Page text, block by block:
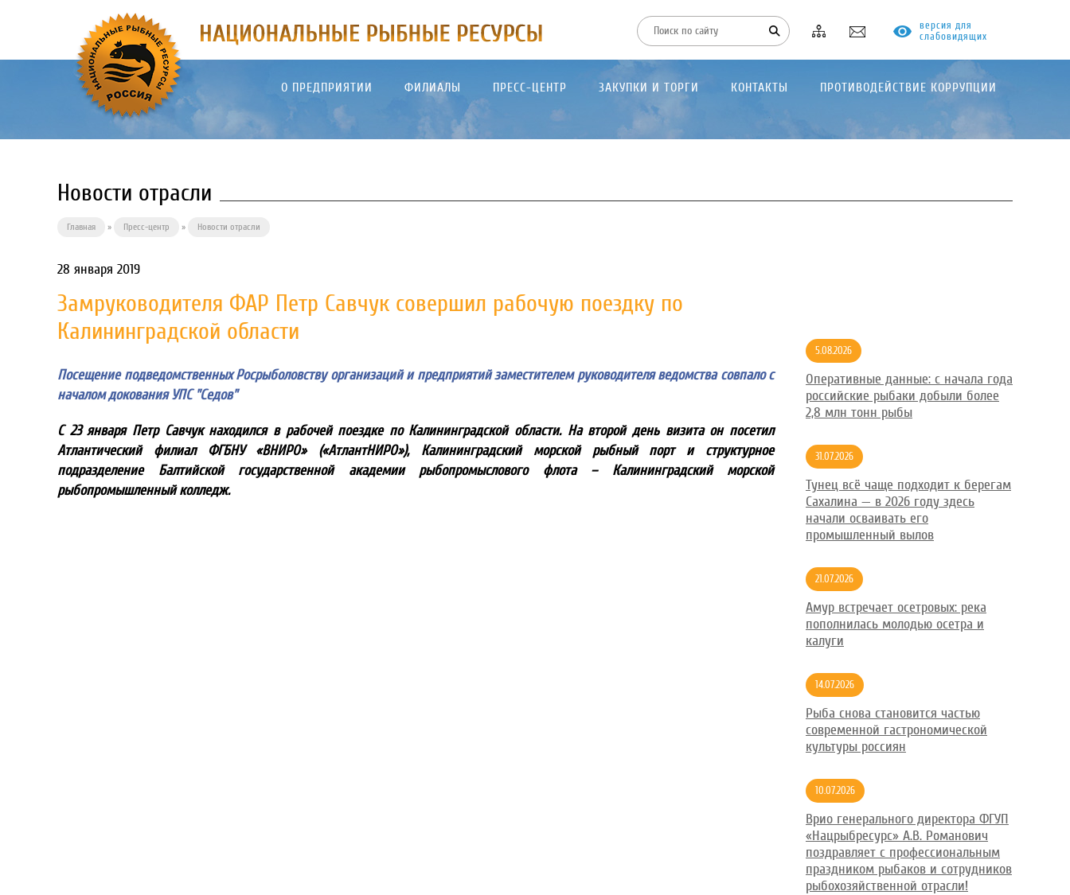
версия для
слабовидящих
О ПРЕДПРИЯТИИ ФИЛИАЛЫ ПРЕСС-ЦЕНТР ЗАКУПКИ И ТОРГИ КОНТАКТЫ ПРОТИВОДЕЙСТВИЕ КОРРУПЦИИ
Новости отрасли
Главная » Пресс-центр » Новости отрасли
28 января 2019
Замруководителя ФАР Петр Савчук совершил рабочую поездку по
Калининградской области
Посещение подведомственных Росрыболовству организаций и предприятий заместителем руководителя ведомства совпало с
началом докования УПС "Седов"
С 23 января Петр Савчук находился в рабочей поездке по Калининградской области. На второй день визита он посетил
Атлантический филиал ФГБНУ «ВНИРО» («АтлантНИРО»), Калининградский морской рыбный порт и структурное
подразделение Балтийской государственной академии рыбопромыслового флота – Калининградский морской
рыбопромышленный колледж.
5.08.2026
Оперативные данные: с начала года
российские рыбаки добыли более
2,8 млн тонн рыбы
31.07.2026
Тунец всё чаще подходит к берегам
Сахалина — в 2026 году здесь
начали осваивать его
промышленный вылов
21.07.2026
Амур встречает осетровых: река
пополнилась молодью осетра и
калуги
14.07.2026
Рыба снова становится частью
современной гастрономической
культуры россиян
10.07.2026
Врио генерального директора ФГУП
«Нацрыбресурс» А.В. Романович
поздравляет с профессиональным
праздником рыбаков и сотрудников
рыбохозяйственной отрасли!